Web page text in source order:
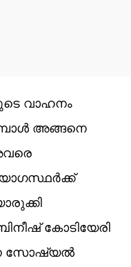
വാഹനം
അങ്ങനെ
കോടിയേരി
സോഷ്യൽ